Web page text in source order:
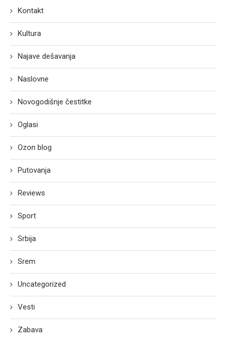
Kontakt
Kultura
Najave dešavanja
Naslovne
Novogodišnje čestitke
Oglasi
Ozon blog
Putovanja
Reviews
Sport
Srbija
Srem
Uncategorized
Vesti
Zabava